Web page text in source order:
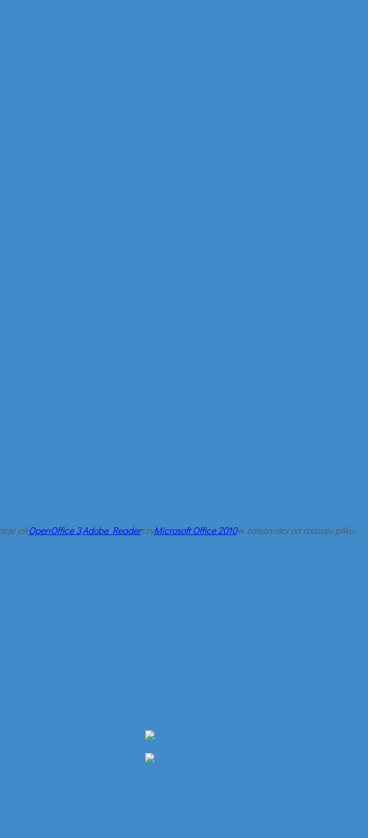
jakOpenOffice 3,Adobe ReaderczyMicrosoft Office 2010w zależności od rodzaju pliku.